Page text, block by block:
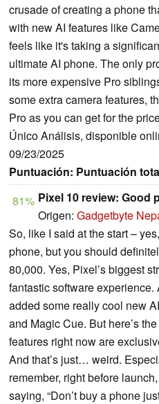
crusade of creating a phone
with new AI features like
feels like it's taking a
ultimate AI phone. The only
its more expensive Pro
some extra camera features,
Pro as you can get for the
Único Análisis, disponible
09/23/2025
Puntuación: Puntuación
81% Pixel 10 review: Good
Origen: Gadgetbyte
So, like I said at the start –
phone, but you should
80,000. Yes, Pixel’s biggest
fantastic software
added some really cool new
and Magic Cue. But here’s
features right now are
And that’s just… weird.
remember, right before
saying, “Don’t buy a phone